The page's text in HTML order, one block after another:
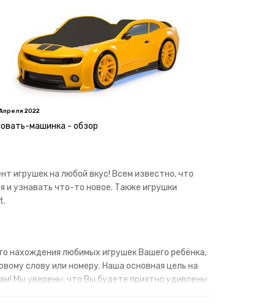
2022
машинка - обзор
игрушек на любой вкус! Всем известно, что
узнавать что-то новое. Также игрушки
нахождения любимых игрушек Вашего ребёнка,
слову или номеру. Наша основная цель на
Мы уверены, что Вы будете приятно удивлены